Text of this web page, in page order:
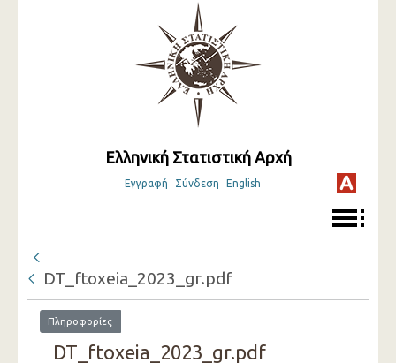
Ελληνική Στατιστική Αρχή
Εγγραφή Σύνδεση English
DT_ftoxeia_2023_gr.pdf
Πληροφορίες
DT_ftoxeia_2023_gr.pdf